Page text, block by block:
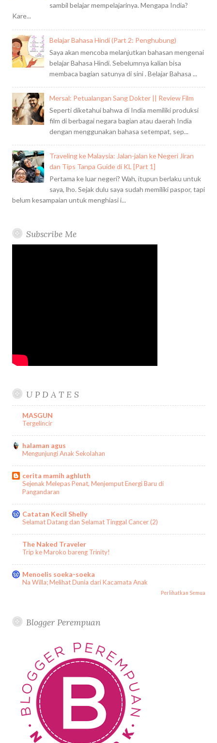
sambil belajar mempelajarinya. Mengapa India?
Kare...
Belajar Bahasa Hindi (Part 2: Penghubung)
Saya akan mencoba melanjutkan bahasan mengenai
belajar Bahasa Hindi. Sebelumnya kalian bisa
membaca bagian satunya di sini . Belajar Bahasa ...
Mersal: Petualangan Sang Dokter || Review Film
Seperti diketahui bahwa di India memiliki produksi
film di berbagai negara bagian atau daerah India
dengan menggunakan bahasa setempat, sep...
Traveling ke Malaysia: Jalan-jalan ke Negeri Jiran
dan Tips Tanpa Guide di KL [Part 1]
Pertama ke luar negeri? Wah, itupun berlaku untuk
saya, lho. Sejak dulu saya sudah memiliki paspor, tapi
belum kesampaian untuk menghiasi i...
Subscribe Me
U P D A T E S
MASGUN
Tergelincir
halaman agus
Mengunjungi Anak Sekolahan
cerita mamih aghluth
Sejenak Melepas Penat, Menjemput Energi Baru di
Pangandaran
Catatan Kecil Shelly
Selamat Datang dan Selamat Tinggal Cancer (2)
The Naked Traveler
Trip ke Maroko bareng Trinity!
Menoelis soeka-soeka
Na Willa; Melihat Dunia dari Kacamata Anak
Perlihatkan Semua
Blogger Perempuan